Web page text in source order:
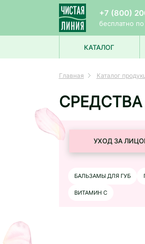
+7 (800)
бесплатно
КАТАЛОГ
УХОД ЗА ЛИЦОМ
УХОД ЗА ВОЛОСАМИ
ДЛЯ МУЖЧИН
ДЛЯ ДЕТЕЙ
Главная Каталог
СРЕДСТВА
УХОД ЗА
БАЛЬЗАМЫ ДЛЯ ГУБ
ВИТАМИН С